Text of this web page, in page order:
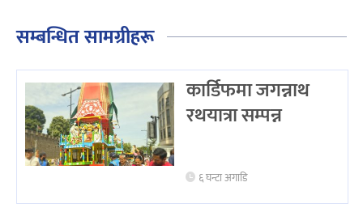
सम्बन्धित सामग्रीहरू
कार्डिफमा जगन्नाथ
रथयात्रा सम्पन्न
६ घन्टा अगाडि